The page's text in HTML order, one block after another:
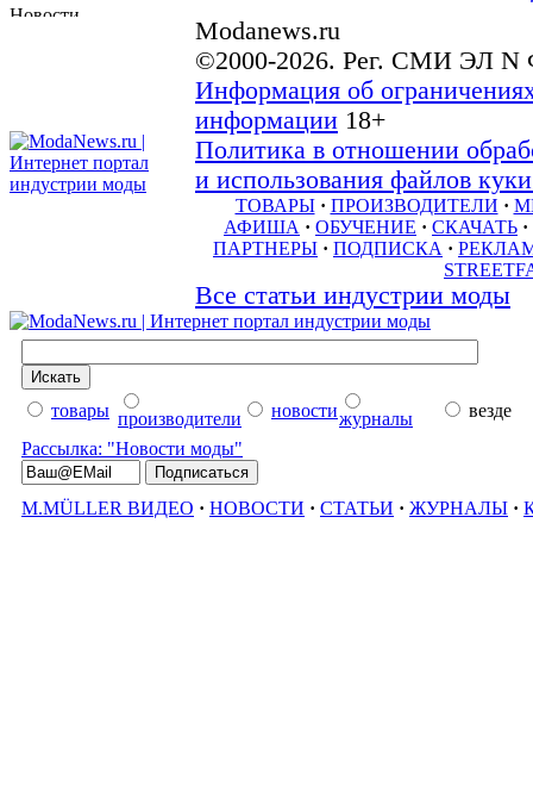
Modanews.ru
©2000-2026. Рег. СМИ ЭЛ N
Информация об
информации 18+
Политика в отношении
и использования файлов
ТОВАРЫ · ПРОИЗВОДИТЕЛИ ·
АФИША · ОБУЧЕНИЕ · СКАЧАТЬ ·
ПАРТНЕРЫ · ПОДПИСКА ·
Все статьи индустрии моды
товары производители новостижурналы
везде
Рассылка: "Новости моды"
M.MÜLLER ВИДЕО · НОВОСТИ · СТАТЬИ · ЖУРНАЛЫ ·